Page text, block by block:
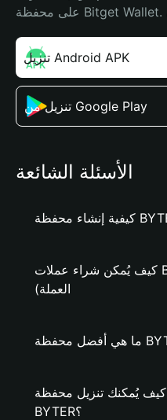
تنزيل Android APK
تنزيل من Google Play
الأسئلة الشائعة
كيف يُمكن شراء عملات BYTER؟ (فقط لمشروع
العملة)
كيف يُمكنك تنزيل محفظة Bitget وإنشاء محفظة
BYTER؟